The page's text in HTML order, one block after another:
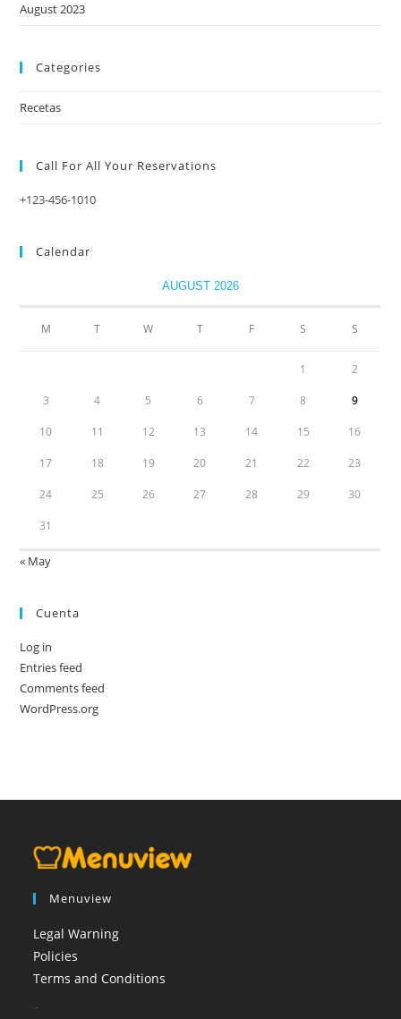
August 2023
Categories
Recetas
Call For All Your​ Reservations
+123-456-1010
Calendar
AUGUST 2026
M T W T F S S
1 2
3 4 5 6 7 8 9
10 11 12 13 14 15 16
17 18 19 20 21 22 23
24 25 26 27 28 29 30
31
« May
Cuenta
Log in
Entries feed
Comments feed
WordPress.org
Menuview
Legal Warning
Policies
Terms and Conditions